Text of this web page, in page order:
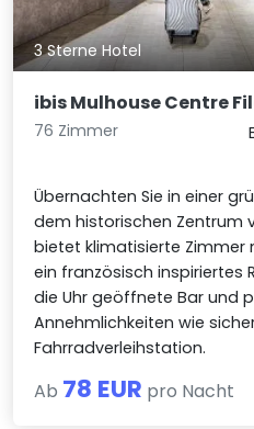
3 Sterne Hotel
ibis Mulhouse Centre
76 Zimmer
Übernachten Sie in einer
dem historischen Zentrum
bietet klimatisierte Zimmer
ein französisch inspiriertes
die Uhr geöffnete Bar und
Annehmlichkeiten wie
Fahrradverleihstation.
Ab 78 EUR pro Nacht